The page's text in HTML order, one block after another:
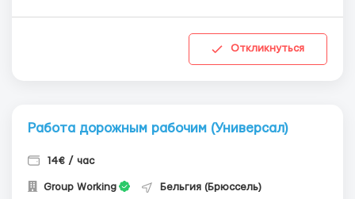
Откликнуться
Работа дорожным рабочим (Универсал)
14€ / час
Group Working Бельгия (Брюссель)